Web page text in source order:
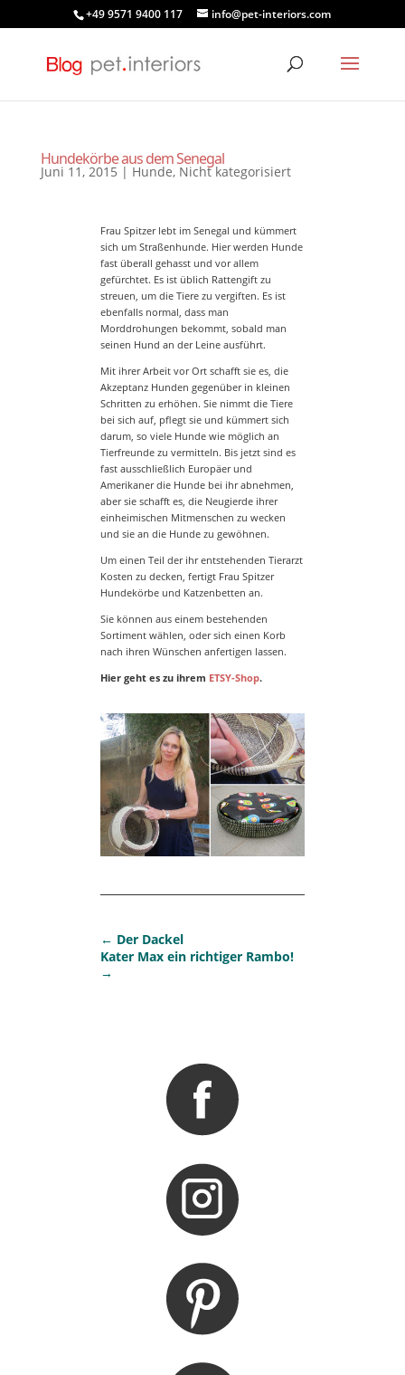
+49 9571 9400 117 info@pet-interiors.com
Hundekörbe aus dem Senegal
Juni 11, 2015 | Hunde, Nicht kategorisiert
Frau Spitzer lebt im Senegal und kümmert
sich um Straßenhunde. Hier werden Hunde
fast überall gehasst und vor allem
gefürchtet. Es ist üblich Rattengift zu
streuen, um die Tiere zu vergiften. Es ist
ebenfalls normal, dass man
Morddrohungen bekommt, sobald man
seinen Hund an der Leine ausführt.
Mit ihrer Arbeit vor Ort schafft sie es, die
Akzeptanz Hunden gegenüber in kleinen
Schritten zu erhöhen. Sie nimmt die Tiere
bei sich auf, pflegt sie und kümmert sich
darum, so viele Hunde wie möglich an
Tierfreunde zu vermitteln. Bis jetzt sind es
fast ausschließlich Europäer und
Amerikaner die Hunde bei ihr abnehmen,
aber sie schafft es, die Neugierde ihrer
einheimischen Mitmenschen zu wecken
und sie an die Hunde zu gewöhnen.
Um einen Teil der ihr entstehenden Tierarzt
Kosten zu decken, fertigt Frau Spitzer
Hundekörbe und Katzenbetten an.
Sie können aus einem bestehenden
Sortiment wählen, oder sich einen Korb
nach ihren Wünschen anfertigen lassen.
Hier geht es zu ihrem ETSY-Shop.
← Der Dackel
Kater Max ein richtiger Rambo!
→